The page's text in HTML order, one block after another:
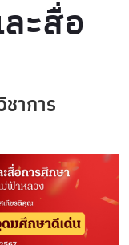
ะสื่อ
าการ